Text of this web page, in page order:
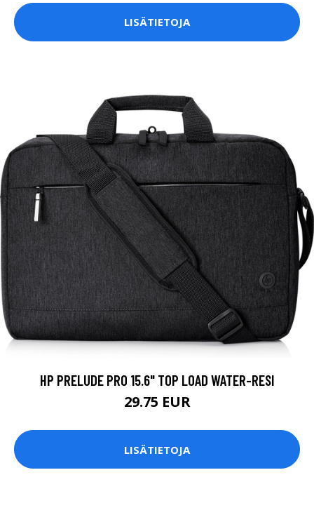
LISÄTIETOJA
HP PRELUDE PRO 15.6" TOP LOAD WATER-RESI
29.75 EUR
LISÄTIETOJA